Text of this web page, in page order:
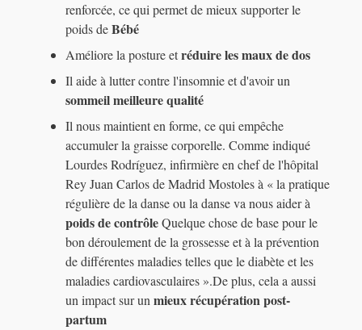
renforcée, ce qui permet de mieux supporter le
poids deBébé
Améliore la posture etréduire les maux de dos
Il aide à lutter contre l'insomnie et d'avoir un
sommeilmeilleure qualité
Il nous maintient en forme, ce qui empêche
accumuler la graisse corporelle. Comme indiqué
Lourdes Rodríguez, infirmière en chef de l'hôpital
Rey Juan Carlos de Madrid Mostoles à « la pratique
régulière de la danse ou la danse va nous aider à
poids de contrôleQuelque chose de base pour le
bon déroulement de la grossesse et à la prévention
de différentes maladies telles que le diabète et les
maladies cardiovasculaires ».De plus, cela a aussi
un impact sur unmieuxrécupération post-
partum